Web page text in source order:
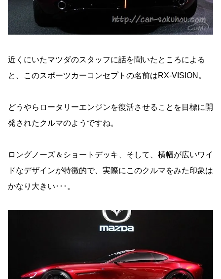
近くにいたマツダのスタッフに話を聞いたところによる
と、このスポーツカーコンセプトの名前はRX-VISION。
どうやらロータリーエンジンを復活させることを目標に開
発されたクルマのようですね。
ロングノーズ＆ショートデッキ、そして、横幅が広いワイ
ドなデザインが特徴的で、実際にこのクルマをみた印象は
かなり大きい･･･。